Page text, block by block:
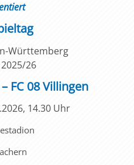
Württemberg
26
FC 08 Villingen
14.30 Uhr